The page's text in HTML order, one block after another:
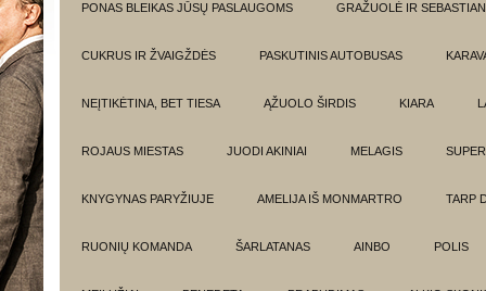
PONAS BLEIKAS JŪSŲ PASLAUGOMS GRAŽUOLĖ IR
CUKRUS IR ŽVAIGŽDĖS PASKUTINIS AUTOBUSAS
NEĮTIKĖTINA, BET TIESA ĄŽUOLO ŠIRDIS KIARA
ROJAUS MIESTAS JUODI AKINIAI MELAGIS
KNYGYNAS PARYŽIUJE AMELIJA IŠ MONMARTRO TARP
RUONIŲ KOMANDA ŠARLATANAS AINBO POLIS